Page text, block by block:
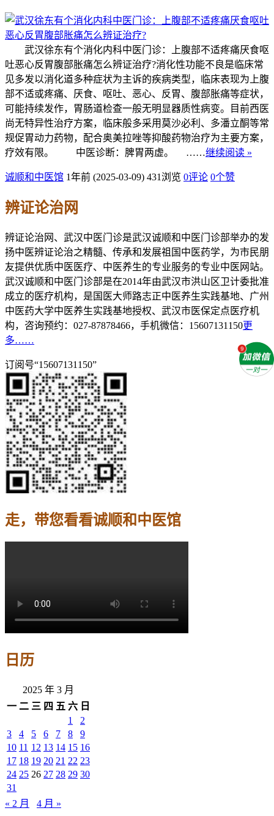
武汉徐东有个消化内科中医门诊：上腹部不适疼痛厌食呕
吐恶心反胃腹部胀痛怎么辨证治疗?消化性功能不良是临床常
见多发以消化道多种症状为主诉的疾病类型，临床表现为上腹
部不适或疼痛、厌食、呕吐、恶心、反胃、腹部胀痛等症状，
可能持续发作，胃肠道检查一般无明显器质性病变。目前西医
尚无特异性治疗方案，临床般多采用莫沙必利、多潘立酮等常
规促胃动力药物，配合奥美拉唑等抑酸药物治疗为主要方案，
疗效有限。 中医诊断：脾胃两虚。 ……继续阅读 »
诚顺和中医馆 1年前 (2025-03-09) 431浏览 0评论 0个赞
辨证论治网
辨证论治网、武汉中医门诊是武汉诚顺和中医门诊部举办的发
扬中医辨证论治之精髓、传承和发展祖国中医药学，为市民朋
友提供优质中医医疗、中医养生的专业服务的专业中医网站。
武汉诚顺和中医门诊部是在2014年由武汉市洪山区卫计委批准
成立的医疗机构，是国医大师路志正中医养生实践基地、广州
中医药大学中医养生实践基地授权、武汉市医保定点医疗机
构，咨询预约：027-87878466，手机微信：15607131150更
多……
订阅号“15607131150”
走，带您看看诚顺和中医馆
日历
2025 年 3 月
一 二 三 四 五 六 日
1
2
3
4 5 6 7 8
9
10 11 12 13 14 15 16
17 18 19 20 21 22 23
24 25 26 27 28 29 30
31
« 2 月
4 月 »